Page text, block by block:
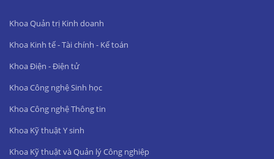
Khoa Quản trị Kinh doanh
Khoa Kinh tế - Tài chính - Kế toán
Khoa Điện - Điện tử
Khoa Công nghệ Sinh học
Khoa Công nghệ Thông tin
Khoa Kỹ thuật Y sinh
Khoa Kỹ thuật và Quản lý Công nghiệp